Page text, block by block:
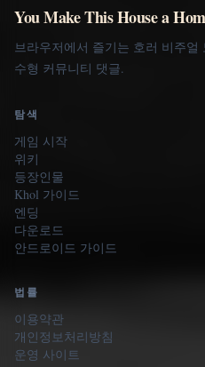
You Make This House a
브라우저에서 즐기는 호러 비주
수형 커뮤니티 댓글.
탐색
게임 시작
위키
등장인물
Khol 가이드
엔딩
다운로드
안드로이드 가이드
법률
이용약관
개인정보처리방침
운영 사이트